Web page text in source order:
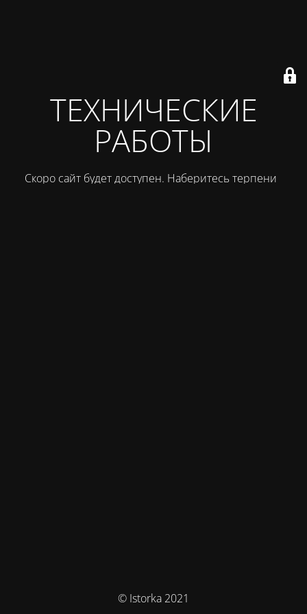
ТЕХНИЧЕСКИЕ
РАБОТЫ
Скоро сайт будет доступен. Наберитесь терпения
© Istorka 2021